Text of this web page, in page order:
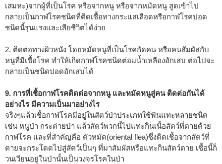
เสมหะ)จากผู้ที่เป็นโรค หรือจากหนู หรือจากหมัดหนู สูดเข้าไป
กลายเป็นกาฬโรคชนิดที่ติดเชื้อทางกระแสเลือดหรือกาฬโรคปอด
ชนิดนี้รุนแรงและเสียชีวิตได้ง่าย
2. ติดต่อทางผิวหนัง โดยหมัดหนูที่เป็นโรคกัดคน หรือคนสัมผัสกับ
หนูที่มีเชื้อโรค ทำให้เกิดกาฬโรคชนิดต่อมน้ำเหลืองอักเสบ ต่อไปจะ
กลายเป็นชนิดปอดอักเสบได้
9. การที่เชื้อกาฬโรคติดต่อจากหนู และหมัดหนูสู่คน ติดต่อกันได้
อย่างไร มีความเป็นมาอย่างไร
จริงๆแล้วเชื้อกาฬโรคมีอยู่ในสัตว์ป่าประเภทใช้ฟันแทะหลายชนิด
เช่น หนูป่า กระต่ายป่า แล้วสัตว์พวกนี้ไปแทะกินเนื้อสัตว์ที่ตายด้วย
กาฬโรค และที่สำคัญคือ ตัวหมัด(oriental flea)ซึ่งติดเชื้อจากสัตว์ที่
ตายจะกระโดดไปสู่สัตว์เป็นๆ ที่มาสัมผัสหรือแทะกินสัตว์ตาย เชื้อนี้ก็
วนเวียนอยู่ในป่านั้นเป็นวงจรโรคในป่า